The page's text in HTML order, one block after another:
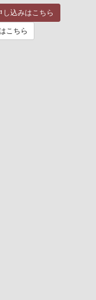
し込みはこちら
こちら